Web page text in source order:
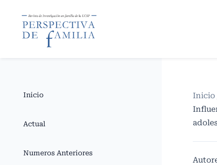
Inicio
Actual
Numeros Anteriores
Inicio